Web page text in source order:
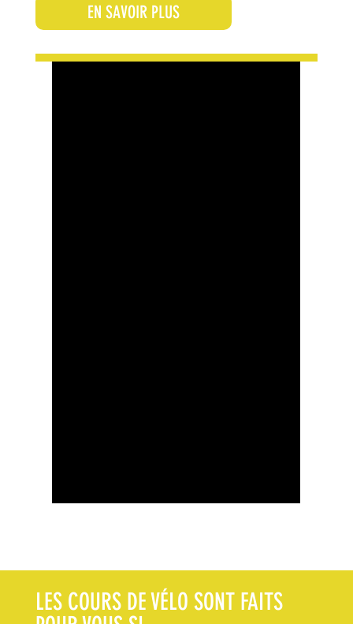
EN SAVOIR PLUS
LES COURS DE VÉLO SONT FAITS